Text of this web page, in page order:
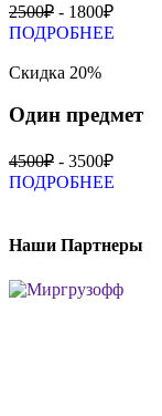
2500₽ - 1800₽
ПОДРОБНЕЕ
Скидка 20%
Один предмет
4500₽ - 3500₽
ПОДРОБНЕЕ
Наши Партнеры